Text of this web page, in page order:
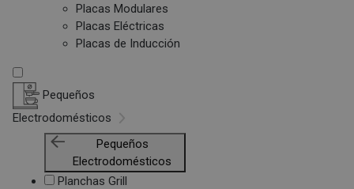
Placas Modulares
Placas Eléctricas
Placas de Inducción
Pequeños
Electrodomésticos
Pequeños
Electrodomésticos
Planchas Grill